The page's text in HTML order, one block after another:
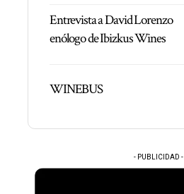
Entrevista a David Lorenzo
enólogo de Ibizkus Wines
WINEBUS
- PUBLICIDAD -